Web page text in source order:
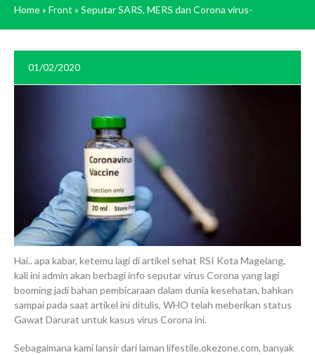
Home» Front » Seputar SARS, MERS dan Corona virus-
01/02/2020
Hai.. apa kabar, ketemu lagi di artikel sehat RSI Kota Magelang,
kali ini admin akan berbagi info seputar virus Corona yang lagi
booming jadi bahan pembicaraan dalam dunia kesehatan, bahkan
sampai pada saat artikel ini ditulis, WHO telah meberikan status
Gawat Darurat untuk kasus virus Corona ini.
Sebagaimana kami lansir dari laman lifestile.okezone.com, banyak